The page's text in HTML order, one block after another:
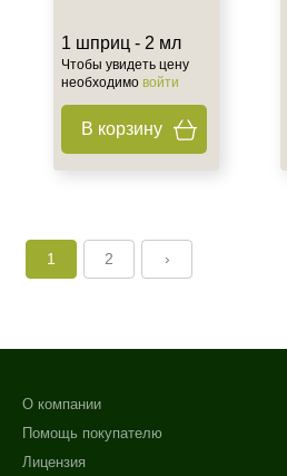
1 шприц - 2 мл
Чтобы увидеть цену
необходимо войти
В корзину
1 2 ›
О компании
Помощь покупателю
Лицензия